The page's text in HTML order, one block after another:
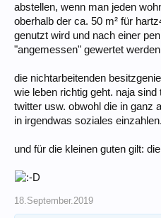
abstellen, wenn man jeden
oberhalb der ca. 50 m² für
genutzt wird und nach einer
"angemessen" gewertet
die nichtarbeitenden
wie leben richtig geht. naja
twitter usw. obwohl die in ganz
in irgendwas soziales
und für die kleinen guten gilt:
18.September.2019